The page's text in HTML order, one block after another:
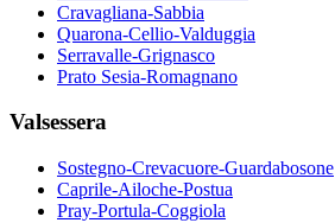
Cravagliana-Sabbia
Quarona-Cellio-Valduggia
Serravalle-Grignasco
Prato Sesia-Romagnano
Valsessera
Sostegno-Crevacuore-Guardabosone
Caprile-Ailoche-Postua
Pray-Portula-Coggiola